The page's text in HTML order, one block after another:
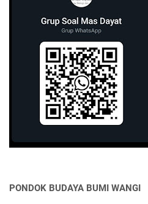
PONDOK BUDAYA BUMI WANGI